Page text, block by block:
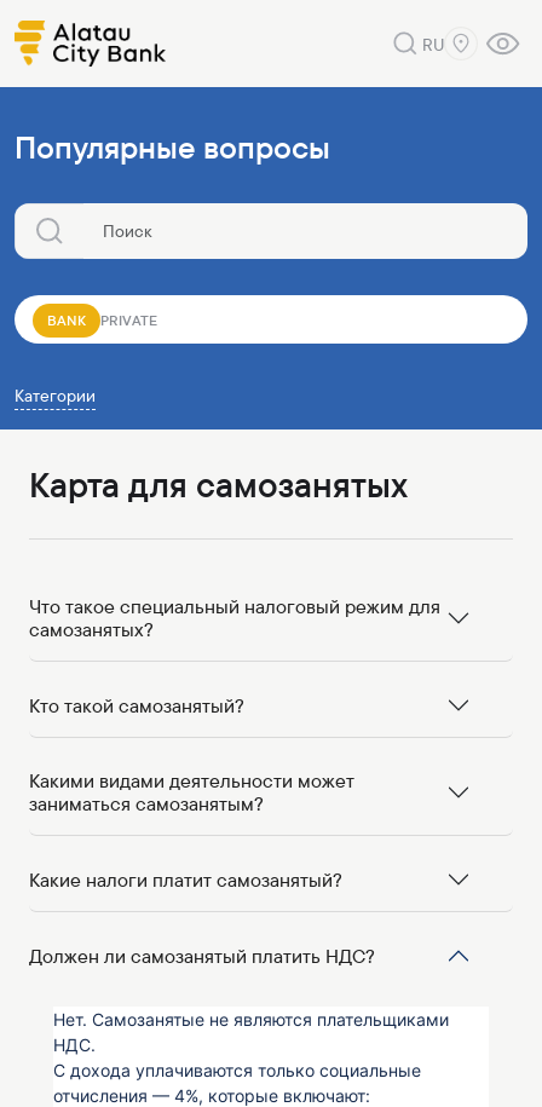
RU
Популярные вопросы
BANK PRIVATE
Категории
Карта для самозанятых
Что такое специальный налоговый режим для
самозанятых?
Кто такой самозанятый?
Какими видами деятельности может
заниматься самозанятым?
Какие налоги платит самозанятый?
Должен ли самозанятый платить НДС?
Нет. Самозанятые не являются плательщиками
НДС.
С дохода уплачиваются только социальные
отчисления — 4%, которые включают: